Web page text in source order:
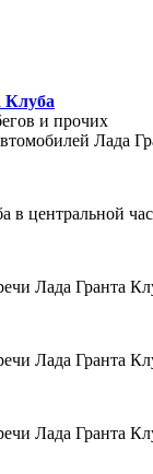
Клуба
и прочих
Лада
в центральной
Лада Гранта
Лада Гранта
Лада Гранта